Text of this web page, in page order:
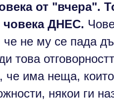
от "вчера".
човека ДНЕС.
че не му се пада
това
че има неща,
някои ги